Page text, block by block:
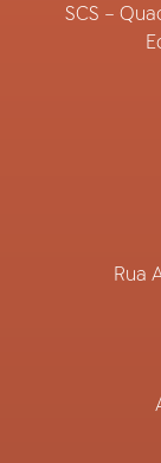
SCS –
Rua